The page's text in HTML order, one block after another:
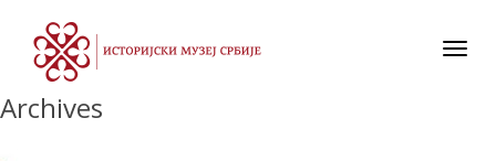
Archives